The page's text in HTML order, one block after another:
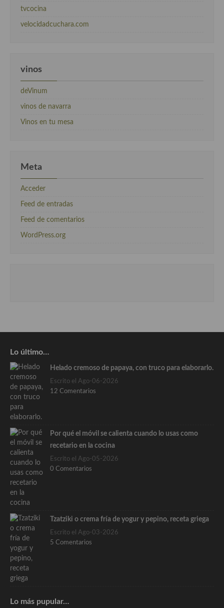
tvcocina
velocidadcuchara.com
vinos
deVinum
vinos de navarra
Vinos en tu mesa
Meta
Acceder
Feed de entradas
Feed de comentarios
WordPress.org
Lo último…
Helado cremoso de papaya, con truco para elaborarlo.
Escrito el Ago-06-2026
12 Comentarios
Por qué el móvil se calienta cuando lo usas como
recetario en la cocina
Escrito el Ago-05-2026
0 Comentarios
Tzatziki o crema fría de yogur y pepino, receta griega
Escrito el Ago-03-2026
5 Comentarios
Lo más pupular…